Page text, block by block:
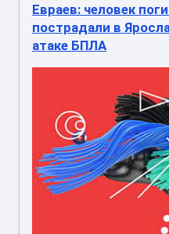
Евраев: человек
пострадали в
атаке БПЛА